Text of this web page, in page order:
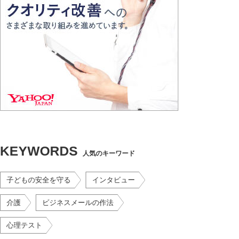
KEYWORDS 人気のキーワード
子どもの安全を守る インタビュー
介護 ビジネスメールの作法
心理テスト